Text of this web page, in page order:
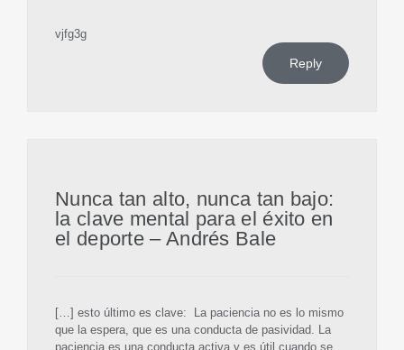
vjfg3g
Reply
Nunca tan alto, nunca tan bajo:
la clave mental para el éxito en
el deporte – Andrés Bale
[…] esto último es clave: La paciencia no es lo mismo
que la espera, que es una conducta de pasividad. La
paciencia es una conducta activa y es útil cuando se